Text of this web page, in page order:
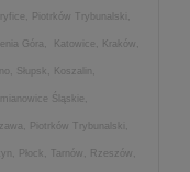
Piotrków Trybunalski,
Góra, Katowice, Kraków,
Słupsk, Koszalin,
Śląskie,
Piotrków Trybunalski,
Płock, Tarnów, Rzeszów,